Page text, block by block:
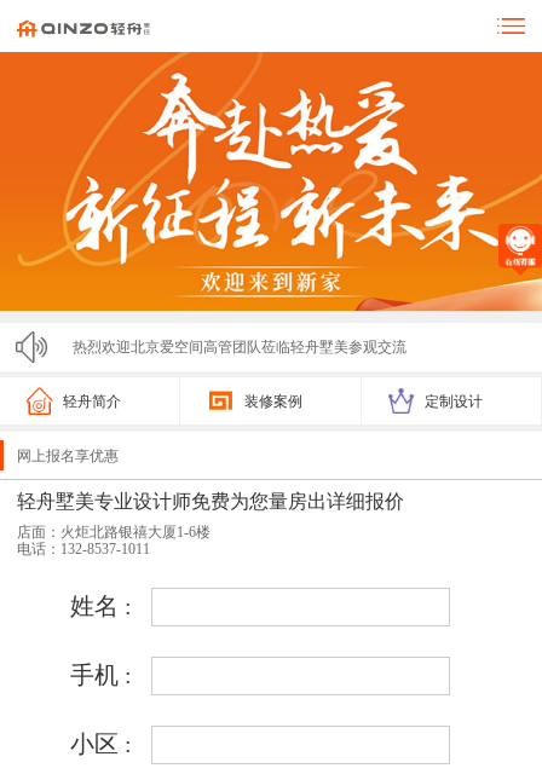
热烈欢迎北京爱空间高管团队莅临轻舟墅美参观交流
零投诉！！！济宁轻舟墅美装饰亮相市监局315展会，...
轻舟墅美装饰2025夏季招聘计划
激情开跑！2025济宁马拉松圆满落幕，轻舟墅美装饰...
轻舟简介 装修案例 定制设计
网上报名享优惠
轻舟墅美专业设计师免费为您量房出详细报价
店面：火炬北路银禧大厦1-6楼
电话：132-8537-1011